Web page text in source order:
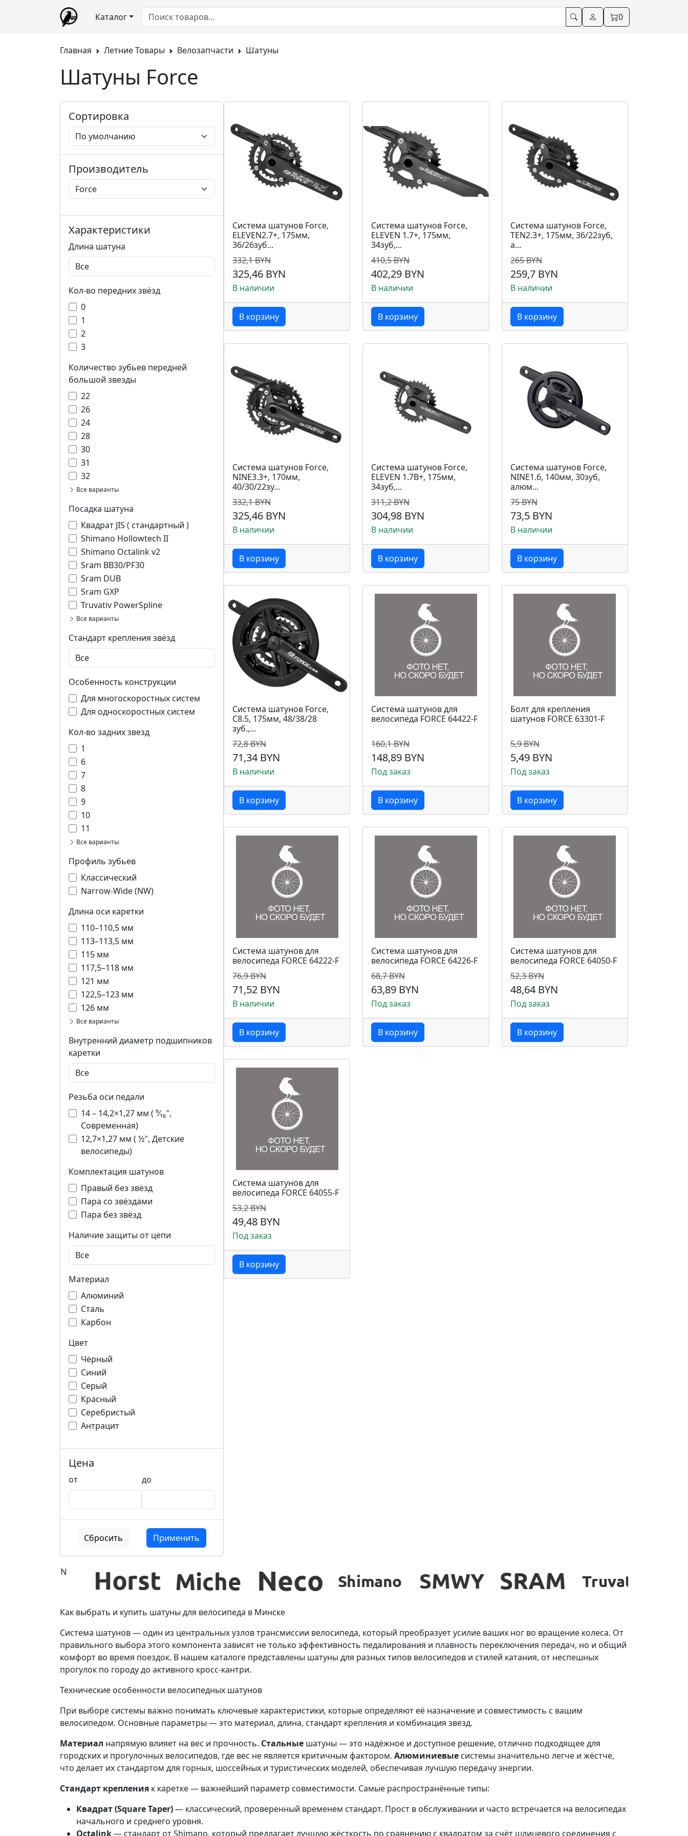
Каталог 0
Главная Летние Товары Велозапчасти Шатуны
Шатуны Force
Сортировка
Производитель
Характеристики
Длина шатуна
Кол-во передних звёзд
0
1
2
3
Количество зубьев передней
большой звезды
22
26
24
28
30
31
32
Все варианты
Посадка шатуна
Квадрат JIS ( стандартный )
Shimano Hollowtech II
Shimano Octalink v2
Sram BB30/PF30
Sram DUB
Sram GXP
Truvativ PowerSpline
Все варианты
Стандарт крепления звёзд
Особенность конструкции
Для многоскоростных систем
Для односкоростных систем
Кол-во задних звезд
1
6
7
8
9
10
11
Все варианты
Профиль зубьев
Классический
Narrow-Wide (NW)
Длина оси каретки
110–110,5 мм
113–113,5 мм
115 мм
117,5–118 мм
121 мм
122,5–123 мм
126 мм
Все варианты
Внутренний диаметр подшипников
каретки
Резьба оси педали
14 – 14,2×1,27 мм ( ⁹⁄₁₆″,
Современная)
12,7×1,27 мм ( ½″, Детские
велосипеды)
Комплектация шатунов
Правый без звёзд
Пара со звёздами
Пара без звёзд
Наличие защиты от цепи
Материал
Алюминий
Сталь
Карбон
Цвет
Чёрный
Синий
Серый
Красный
Серебристый
Антрацит
Цена
от до
Сбросить Применить
Система шатунов Force,
ELEVEN2.7+, 175мм,
36/26зуб...
332,1 BYN
325,46 BYN
В наличии
В корзину
Система шатунов Force,
ELEVEN 1.7+, 175мм,
34зуб,...
410,5 BYN
402,29 BYN
В наличии
В корзину
Система шатунов Force,
TEN2.3+, 175мм, 36/22зуб,
а...
265 BYN
259,7 BYN
В наличии
В корзину
Система шатунов Force,
NINE3.3+, 170мм,
40/30/22зу...
332,1 BYN
325,46 BYN
В наличии
В корзину
Система шатунов Force,
ELEVEN 1.7B+, 175мм,
34зуб,...
311,2 BYN
304,98 BYN
В наличии
В корзину
Система шатунов Force,
NINE1.6, 140мм, 30зуб,
алюм...
75 BYN
73,5 BYN
В наличии
В корзину
Система шатунов Force,
C8.5, 175мм, 48/38/28
зуб.,...
72,8 BYN
71,34 BYN
В наличии
В корзину
Система шатунов для
велосипеда FORCE 64422-F
160,1 BYN
148,89 BYN
Под заказ
В корзину
Болт для крепления
шатунов FORCE 63301-F
5,9 BYN
5,49 BYN
Под заказ
В корзину
Система шатунов для
велосипеда FORCE 64222-F
76,9 BYN
71,52 BYN
В наличии
В корзину
Система шатунов для
велосипеда FORCE 64226-F
68,7 BYN
63,89 BYN
Под заказ
В корзину
Система шатунов для
велосипеда FORCE 64050-F
52,3 BYN
48,64 BYN
Под заказ
В корзину
Система шатунов для
велосипеда FORCE 64055-F
53,2 BYN
49,48 BYN
Под заказ
В корзину
Как выбрать и купить шатуны для велосипеда в Минске
Система шатунов — один из центральных узлов трансмиссии велосипеда, который преобразует усилие ваших ног во вращение колеса. От
правильного выбора этого компонента зависят не только эффективность педалирования и плавность переключения передач, но и общий
комфорт во время поездок. В нашем каталоге представлены шатуны для разных типов велосипедов и стилей катания, от неспешных
прогулок по городу до активного кросс-кантри.
Технические особенности велосипедных шатунов
При выборе системы важно понимать ключевые характеристики, которые определяют её назначение и совместимость с вашим
велосипедом. Основные параметры — это материал, длина, стандарт крепления и комбинация звезд.
Материал напрямую влияет на вес и прочность. Стальные шатуны — это надёжное и доступное решение, отлично подходящее для
городских и прогулочных велосипедов, где вес не является критичным фактором. Алюминиевые системы значительно легче и жёстче,
что делает их стандартом для горных, шоссейных и туристических моделей, обеспечивая лучшую передачу энергии.
Стандарт крепления к каретке — важнейший параметр совместимости. Самые распространённые типы:
Квадрат (Square Taper)— классический, проверенный временем стандарт. Прост в обслуживании и часто встречается на велосипедах
начального и среднего уровня.
Octalink— стандарт от Shimano, который предлагает лучшую жёсткость по сравнению с квадратом за счёт шлицевого соединения с